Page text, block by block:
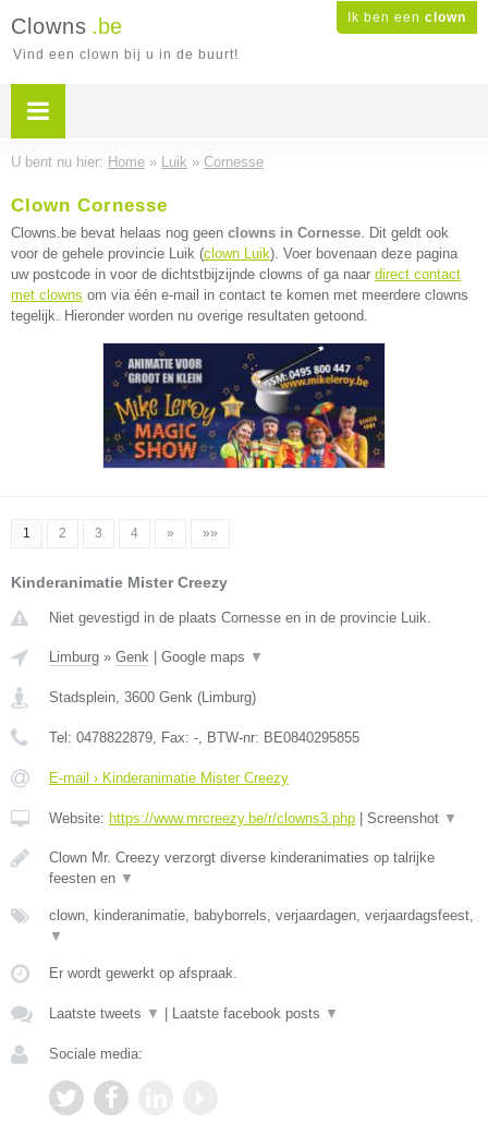
Ik ben een clown
Clowns .be
Vind een clown bij u in de buurt!
U bent nu hier: Home » Luik » Cornesse
Clown Cornesse
Clowns.be bevat helaas nog geen clowns in Cornesse. Dit geldt ook
voor de gehele provincie Luik (clown Luik). Voer bovenaan deze pagina
uw postcode in voor de dichtstbijzijnde clowns of ga naar direct contact
met clowns om via één e-mail in contact te komen met meerdere clowns
tegelijk. Hieronder worden nu overige resultaten getoond.
1 2 3 4 » »»
Kinderanimatie Mister Creezy
Niet gevestigd in de plaats Cornesse en in de provincie Luik.
Limburg » Genk Google maps ▼
Stadsplein, 3600 Genk (Limburg)
Tel: 0478822879, Fax: -, BTW-nr: BE0840295855
E-mail › Kinderanimatie Mister Creezy
Website: https://www.mrcreezy.be/r/clowns3.php Screenshot ▼
Clown Mr. Creezy verzorgt diverse kinderanimaties op talrijke
feesten en ▼
clown, kinderanimatie, babyborrels, verjaardagen, verjaardagsfeest,
▼
Er wordt gewerkt op afspraak.
Laatste tweets ▼ Laatste facebook posts ▼
Sociale media: